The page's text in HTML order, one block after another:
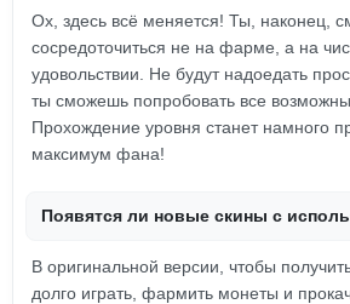
Ох, здесь всё меняется! Ты, наконец,
сосредоточиться не на фарме, а на
удовольствии. Не будут надоедать
ты сможешь попробовать все
Прохождение уровня станет намного
максимум фана!
Появятся ли новые скины с
В оригинальной версии, чтобы
долго играть, фармить монеты и